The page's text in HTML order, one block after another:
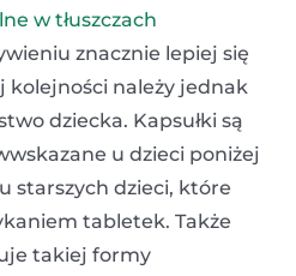
w tłuszczach
znacznie lepiej się
kolejności należy jednak
dziecka. Kapsułki są
u dzieci poniżej
starszych dzieci, które
tabletek. Także
takiej formy